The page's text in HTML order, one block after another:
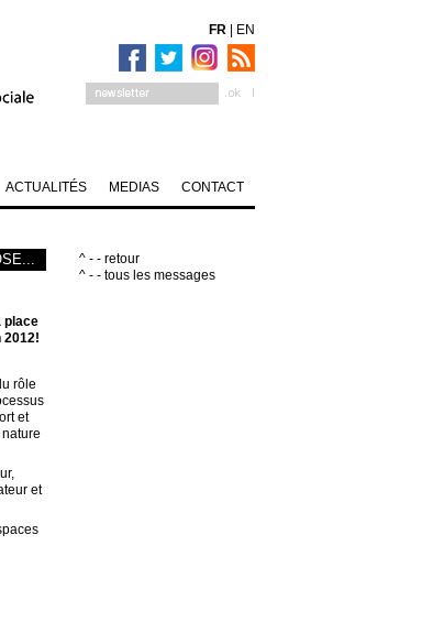
place
2012!
rôle
et
et
^ - - retour
^ - - tous les messages
CONTACT
MEDIAS
ACTUALITÉS
FR EN